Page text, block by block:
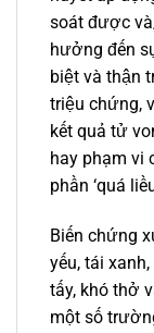
soát được
hưởng đến
biệt và thận
triệu chứng,
kết quả tử
hay phạm vi
phần ‘quá
Biến chứng
yếu, tái
tấy, khó thở
một số